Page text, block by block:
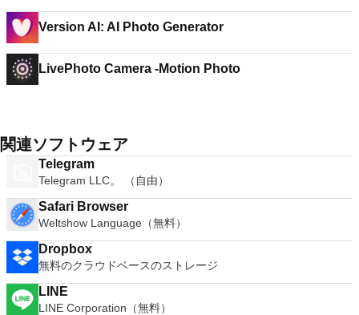
Version AI: AI Photo Generator
LivePhoto Camera -Motion Photo
関連ソフトウェア
Telegram
Telegram LLC。 （自由）
Safari Browser
Weltshow Language（無料）
Dropbox
無料のクラウドベースのストレージ
LINE
LINE Corporation（無料）